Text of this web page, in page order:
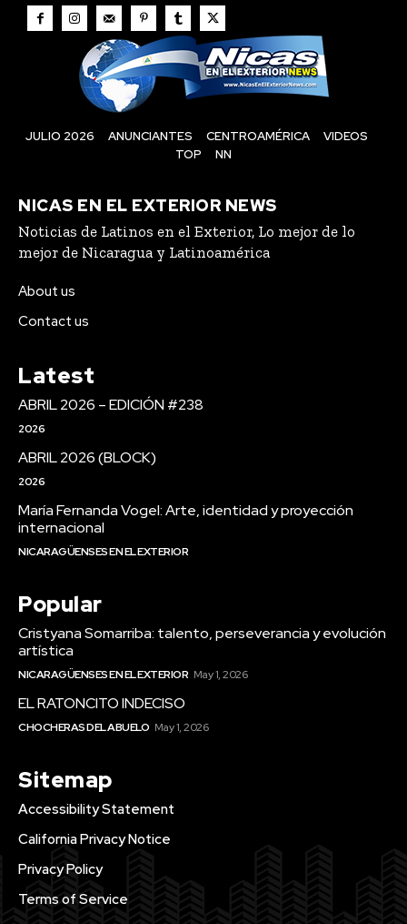
JULIO 2026 ANUNCIANTES CENTROAMÉRICA
VIDEOS
TOP
NN
NICAS EN EL EXTERIOR NEWS
Noticias de Latinos en el Exterior, Lo mejor de lo
mejor de Nicaragua y Latinoamérica
About us
Contact us
Latest
ABRIL 2026 – EDICIÓN #238
2026
ABRIL 2026 (BLOCK)
2026
María Fernanda Vogel: Arte, identidad y proyección
internacional
NICARAGÜENSES EN EL EXTERIOR
Popular
Cristyana Somarriba: talento, perseverancia y evolución
artística
NICARAGÜENSES EN EL EXTERIOR May 1, 2026
EL RATONCITO INDECISO
CHOCHERAS DEL ABUELO May 1, 2026
Sitemap
Accessibility Statement
California Privacy Notice
Privacy Policy
Terms of Service